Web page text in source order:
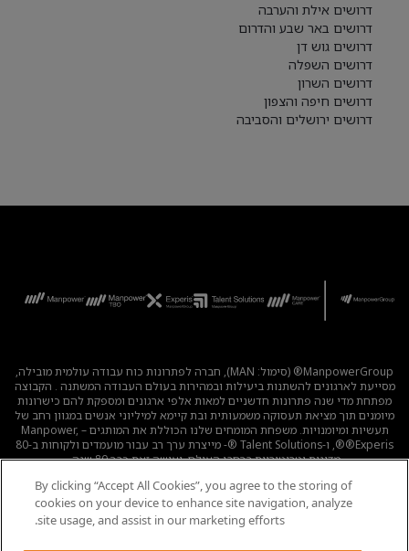
דרושים אילת והערבה
דרושים באר שבע והדרום
דרושים גוש דן
דרושים השפלה
דרושים השרון
דרושים חיפה והצפון
דרושים ירושלים והסביבה
ManpowerGroup® (סימול: MAN), חברה לפתרונות כוח עבודה עולמית מובילה,
מסייעת לארגונים להשתנות ביעילות ובמהירות בעולם העבודה המשתנה . הקבוצה
מפתחת מדי שנה פתרונות חדשניים למאות אלפי ארגונים ומספקת להם כישרונות
מיומנים תוך מציאת תעסוקה משמעותית ובת קיימא למיליוני אנשים במגוון רחב של
תעשיות ומיומנויות. משפחת המומחים שלנו הכוללת את המותגים – Manpower,
®Experis®, ו-Talent Solutions ®- מייצרת ערך רב עבור מועמדים ולקוחות ב-80
מדינות וטריטוריות ברחבי העולם, ועושה זאת כבר 80 שנה.
לכל המשרות | מדיניות הפרטיות | תנאי השימוש | נגישות
קוד אתי
|
By clicking “Accept All Cookies”, you agree to the storing of
cookies on your device to enhance site navigation, analyze
site usage, and assist in our marketing efforts.